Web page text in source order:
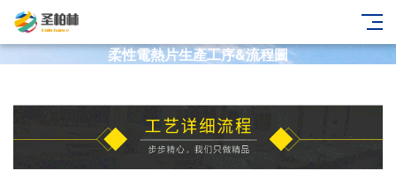
柔性電熱片生產工序&流程圖